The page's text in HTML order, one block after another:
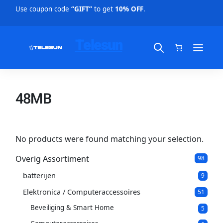
Use coupon code “GIFT”to get 10% OFF.
48MB
No products were found matching your selection.
Overig Assortiment
989
p
o
d
u
c
batterijen 99
o
d
u
Elektronica / Computeraccessoires 51 5
p
r
Beveiliging & Smart Home 55